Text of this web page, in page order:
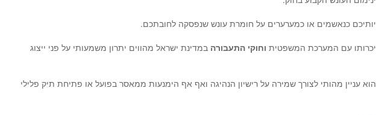
כנאשמים או כמערערים על חומרת עונש שנפסקה לחובתכם.
עם המערכת המשפטית וחוקי התעבורה במדינת ישראל מהווים יתרון משמעותי על פני ייצוג
הוא עניין מהותי לצורך שמירה על רישיון הנהיגה ואף אף הימנעות ממאסר בפועל או פתיחת תיק פלילי